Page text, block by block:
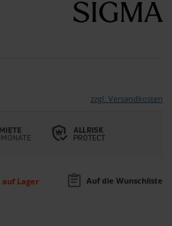
zzgl. Versandkosten
Lager Auf die Wunschliste